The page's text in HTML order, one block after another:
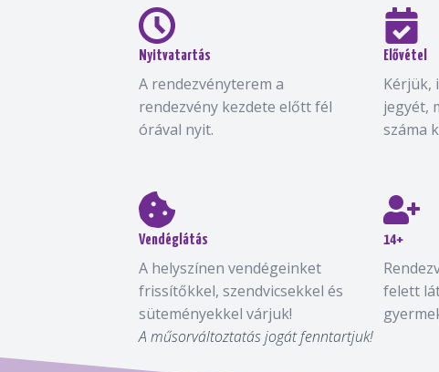
Nyitvatartás
A rendezvényterem a
rendezvény kezdete előtt fél
órával nyit.
Elővétel
Kérjük,
jegyét,
száma
Vendéglátás
A helyszínen vendégeinket
frissítőkkel, szendvicsekkel és
süteményekkel várjuk!
14+
felett
A műsorváltoztatás jogát fenntartjuk!